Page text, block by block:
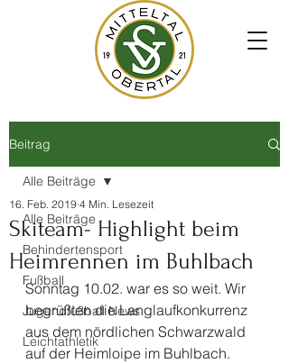
Beitrag
Alle Beiträge
Behindertensport
Fußball
Jugendfußball News
Leichtathletik
Alle Beiträge
Skiteam- Highlight beim
Heimrennen im Buhlbach
16. Feb. 2019 4 Min. Lesezeit
Sonntag 10.02. war es so weit. Wir
begrüßten die Langlaufkonkurrenz
aus dem nördlichen Schwarzwald
auf der Heimloipe im Buhlbach.